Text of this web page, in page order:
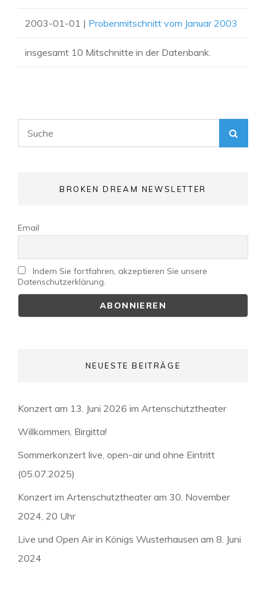
2003-01-01 | Probenmitschnitt vom Januar 2003
insgesamt 10 Mitschnitte in der Datenbank.
for:
BROKEN DREAM NEWSLETTER
Email
Indem Sie fortfahren, akzeptieren Sie unsere
Datenschutzerklärung.
NEUESTE BEITRÄGE
Konzert am 13. Juni 2026 im Artenschutztheater
Willkommen, Birgitta!
Sommerkonzert live, open-air und ohne Eintritt
(05.07.2025)
Konzert im Artenschutztheater am 30. November
2024, 20 Uhr
Live und Open Air in Königs Wusterhausen am 8. Juni
2024